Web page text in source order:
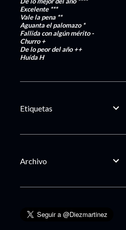
Excelente***
Vale la pena **
Aguanta el palomazo *
Fallida con algún mérito-
Churro+
De lo peor del año++
HuídaH
Etiquetas
Archivo